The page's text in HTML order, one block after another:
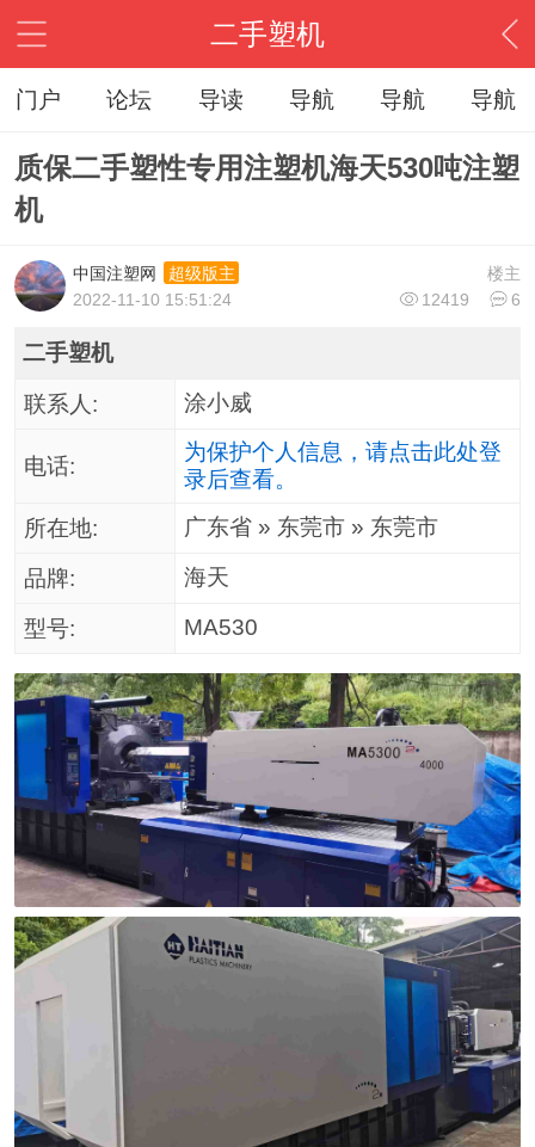
二手塑机
门户 论坛 导读 导航 导航 导航
质保二手塑性专用注塑机海天530吨注塑
机
楼主
中国注塑网
超级版主
12419
6
2022-11-10 15:51:24
二手塑机
联系人: 涂小威
电话:
为保护个人信息，请点击此处登
录后查看。
所在地:
广东省 » 东莞市 » 东莞市
品牌: 海天
型号: MA530